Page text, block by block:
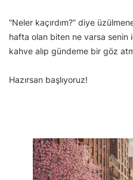
“Neler kaçırdım?” diye
hafta olan biten ne varsa senin
kahve alıp gündeme bir göz
Hazırsan başlıyoruz!